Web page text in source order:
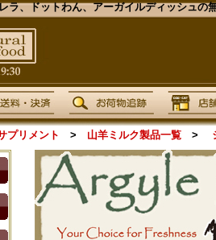
ラ、ドットわん、アーガイルディッシュ
プリメント > 山羊ミルク製品一覧 >